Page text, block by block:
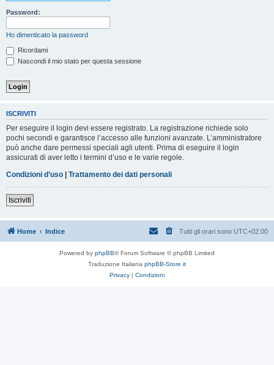
Password:
Ho dimenticato la password
Ricordami
Nascondi il mio stato per questa sessione
ISCRIVITI
Per eseguire il login devi essere registrato. La registrazione richiede solo
pochi secondi e garantisce l’accesso alle funzioni avanzate. L’amministratore
può anche dare permessi speciali agli utenti. Prima di eseguire il login
assicurati di aver letto i termini d’uso e le varie regole.
Condizioni d’uso | Trattamento dei dati personali
Iscriviti
Home Indice Tutti gli orari sono UTC+02:00
Powered by phpBB® Forum Software © phpBB Limited
Traduzione Italiana phpBB-Store.it
Privacy | Condizioni